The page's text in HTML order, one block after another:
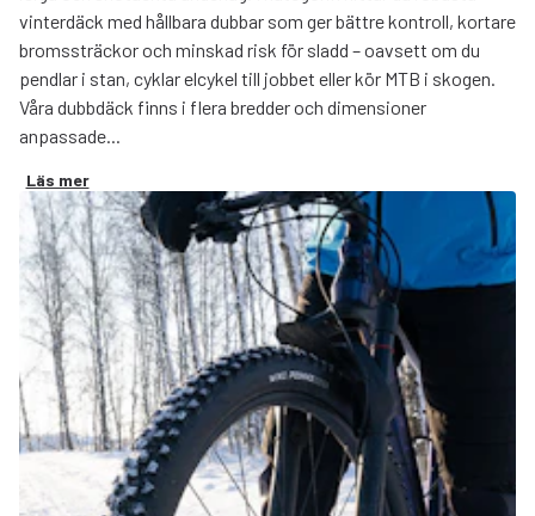
vinterdäck med hållbara dubbar som ger bättre kontroll, kortare
bromssträckor och minskad risk för sladd – oavsett om du
pendlar i stan, cyklar elcykel till jobbet eller kör MTB i skogen.
Våra dubbdäck finns i flera bredder och dimensioner
anpassade...
Läs mer